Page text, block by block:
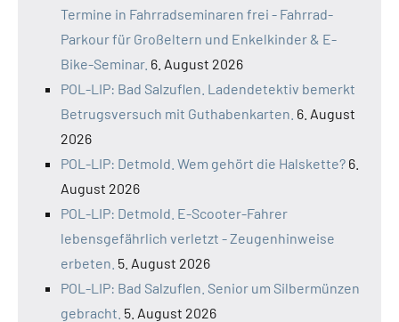
Termine in Fahrradseminaren frei - Fahrrad-
Parkour für Großeltern und Enkelkinder & E-
Bike-Seminar. 6. August 2026
POL-LIP: Bad Salzuflen. Ladendetektiv bemerkt
Betrugsversuch mit Guthabenkarten. 6. August
2026
POL-LIP: Detmold. Wem gehört die Halskette? 6.
August 2026
POL-LIP: Detmold. E-Scooter-Fahrer
lebensgefährlich verletzt - Zeugenhinweise
erbeten. 5. August 2026
POL-LIP: Bad Salzuflen. Senior um Silbermünzen
gebracht. 5. August 2026